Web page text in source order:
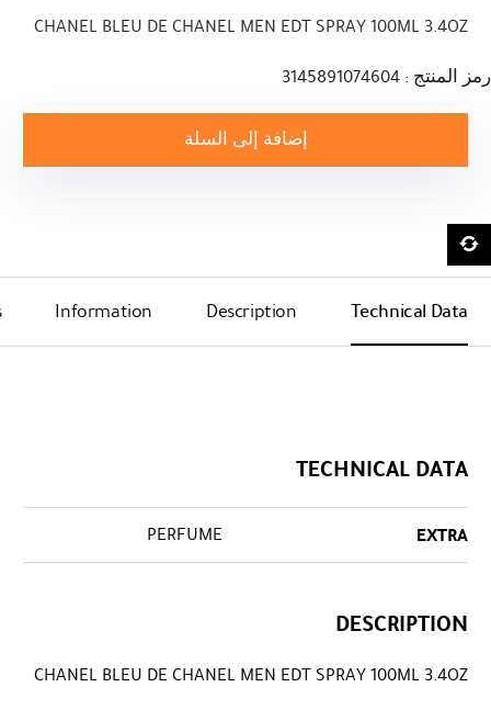
CHANEL BLEU DE CHANEL MEN EDT SPRAY 100ML 3.4OZ
رمز المنتج : 3145891074604
إضافة إلى السلة
Technical Data
Description
Information
TECHNICAL DATA
EXTRA
PERFUME
DESCRIPTION
CHANEL BLEU DE CHANEL MEN EDT SPRAY 100ML 3.4OZ